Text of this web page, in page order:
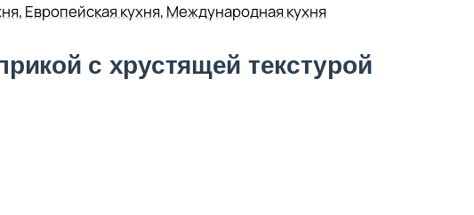
, Европейская кухня, Международная кухня
с хрустящей текстурой